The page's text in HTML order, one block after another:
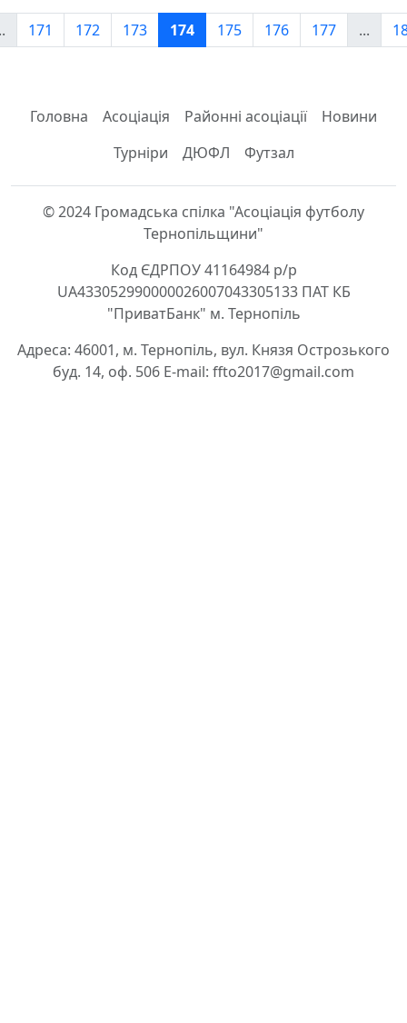
171 172 173 174 175 176 177 ...
Головна Асоціація Районні асоціації
Новини
Турніри
ДЮФЛ Футзал
© 2024 Громадська спілка "Асоціація футболу
Тернопільщини"
Код ЄДРПОУ 41164984 р/р
UA433052990000026007043305133 ПАТ КБ
"ПриватБанк" м. Тернопіль
Адреса: 46001, м. Тернопіль, вул. Князя Острозького
буд. 14, оф. 506 E-mail: ffto2017@gmail.com